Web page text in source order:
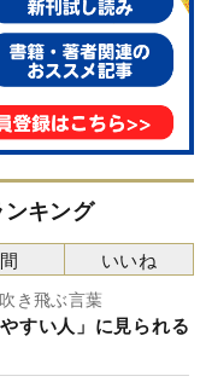
キング
き飛ぶ言葉
すい人」に見られる
いいね